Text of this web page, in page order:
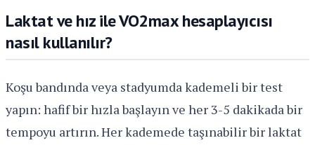
Laktat ve hız ile VO2max hesaplayıcısı
nasıl kullanılır?
Koşu bandında veya stadyumda kademeli bir test
yapın: hafif bir hızla başlayın ve her 3-5 dakikada bir
tempoyu artırın. Her kademede taşınabilir bir laktat